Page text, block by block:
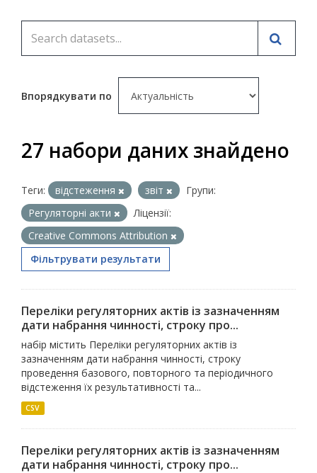
Впорядкувати по
27 набори даних знайдено
Теги: відстеження звіт
Групи:
Регуляторні акти
Ліцензії:
Creative Commons Attribution
Фільтрувати результати
Переліки регуляторних актів із зазначенням
дати набрання чинності, строку про...
набір містить Переліки регуляторних актів із
зазначенням дати набрання чинності, строку
проведення базового, повторного та періодичного
відстеження їх результативності та...
CSV
Переліки регуляторних актів із зазначенням
дати набрання чинності, строку про...